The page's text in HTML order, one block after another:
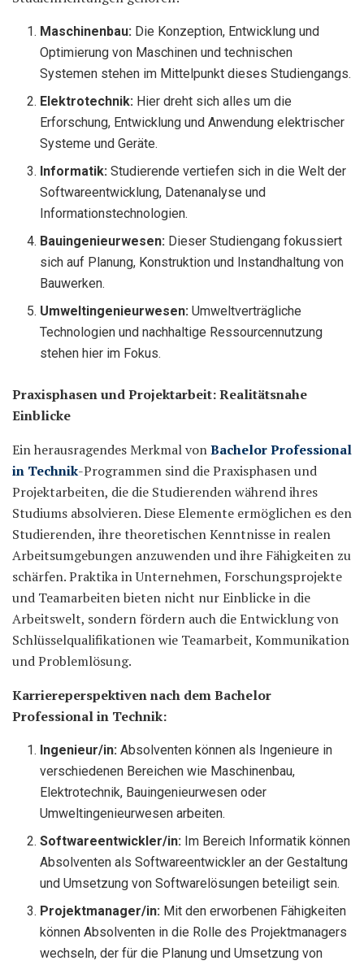
Maschinenbau: Die Konzeption, Entwicklung und
Optimierung von Maschinen und technischen
Systemen stehen im Mittelpunkt dieses Studiengangs.
Elektrotechnik: Hier dreht sich alles um die
Erforschung, Entwicklung und Anwendung elektrischer
Systeme und Geräte.
Informatik: Studierende vertiefen sich in die Welt der
Softwareentwicklung, Datenanalyse und
Informationstechnologien.
Bauingenieurwesen: Dieser Studiengang fokussiert
sich auf Planung, Konstruktion und Instandhaltung von
Bauwerken.
Umweltingenieurwesen: Umweltverträgliche
Technologien und nachhaltige Ressourcennutzung
stehen hier im Fokus.
Praxisphasen und Projektarbeit: Realitätsnahe
Einblicke
Ein herausragendes Merkmal vonBachelor Professional
in Technik-Programmen sind die Praxisphasen und
Projektarbeiten, die die Studierenden während ihres
Studiums absolvieren. Diese Elemente ermöglichen es den
Studierenden, ihre theoretischen Kenntnisse in realen
Arbeitsumgebungen anzuwenden und ihre Fähigkeiten zu
schärfen. Praktika in Unternehmen, Forschungsprojekte
und Teamarbeiten bieten nicht nur Einblicke in die
Arbeitswelt, sondern fördern auch die Entwicklung von
Schlüsselqualifikationen wie Teamarbeit, Kommunikation
und Problemlösung.
Karriereperspektiven nach dem Bachelor
Professional in Technik:
Ingenieur/in: Absolventen können als Ingenieure in
verschiedenen Bereichen wie Maschinenbau,
Elektrotechnik, Bauingenieurwesen oder
Umweltingenieurwesen arbeiten.
Softwareentwickler/in: Im Bereich Informatik können
Absolventen als Softwareentwickler an der Gestaltung
und Umsetzung von Softwarelösungen beteiligt sein.
Projektmanager/in: Mit den erworbenen Fähigkeiten
können Absolventen in die Rolle des Projektmanagers
wechseln, der für die Planung und Umsetzung von